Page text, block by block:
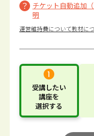
チケット自動追加
明
運営維持費について教材に
受講したい
講座を
選択する